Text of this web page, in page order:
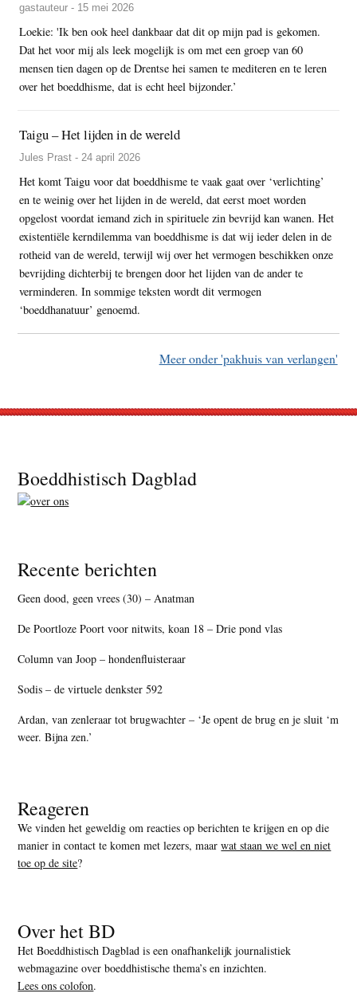
gastauteur - 15 mei 2026
Loekie: 'Ik ben ook heel dankbaar dat dit op mijn pad is gekomen.
Dat het voor mij als leek mogelijk is om met een groep van 60
mensen tien dagen op de Drentse hei samen te mediteren en te leren
over het boeddhisme, dat is echt heel bijzonder.’
Taigu – Het lijden in de wereld
Jules Prast - 24 april 2026
Het komt Taigu voor dat boeddhisme te vaak gaat over ‘verlichting’
en te weinig over het lijden in de wereld, dat eerst moet worden
opgelost voordat iemand zich in spirituele zin bevrijd kan wanen. Het
existentiële kerndilemma van boeddhisme is dat wij ieder delen in de
rotheid van de wereld, terwijl wij over het vermogen beschikken onze
bevrijding dichterbij te brengen door het lijden van de ander te
verminderen. In sommige teksten wordt dit vermogen
‘boeddhanatuur’ genoemd.
Meer onder 'pakhuis van verlangen'
Footer
Boeddhistisch Dagblad
Recente berichten
Geen dood, geen vrees (30) – Anatman
De Poortloze Poort voor nitwits, koan 18 – Drie pond vlas
Column van Joop – hondenfluisteraar
Sodis – de virtuele denkster 592
Ardan, van zenleraar tot brugwachter – ‘Je opent de brug en je sluit ‘m
weer. Bijna zen.’
Reageren
We vinden het geweldig om reacties op berichten te krijgen en op die
manier in contact te komen met lezers, maarwat staan we wel en niet
toe op de site?
Over het BD
Het Boeddhistisch Dagblad is een onafhankelijk journalistiek
webmagazine over boeddhistische thema’s en inzichten.
Lees ons colofon.